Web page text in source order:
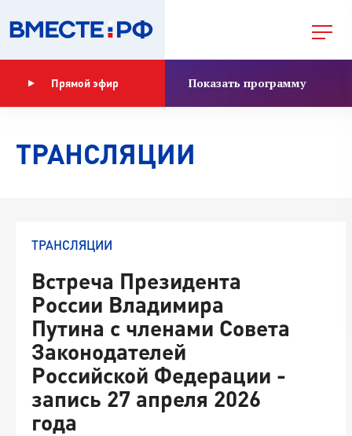
Прямой эфир Показать программу
ТРАНСЛЯЦИИ
ТРАНСЛЯЦИИ
Встреча Президента
России Владимира
Путина с членами Совета
Законодателей
Российской Федерации -
запись 27 апреля 2026
года